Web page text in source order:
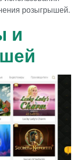
розыгрышей.
и